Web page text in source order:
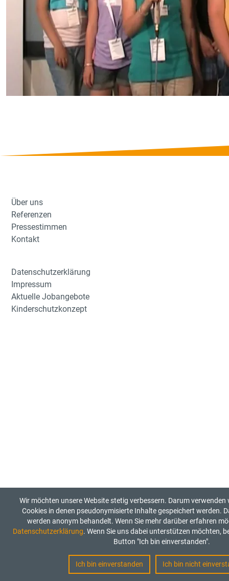
Wir möchten unsere Website stetig verbessern. Darum
Cookies in denen pseudonymisierte Inhalte gespeichert werden.
werden anonym behandelt. Wenn Sie mehr darüber erfahren
Datenschutzerklärung. Wenn Sie uns dabei unterstützen möchten,
Button "Ich bin einverstanden".
Ich bin einverstanden Ich bin nicht
Über uns
Referenzen
Pressestimmen
Kontakt
Datenschutzerklärung
Impressum
Aktuelle Jobangebote
Kinderschutzkonzept